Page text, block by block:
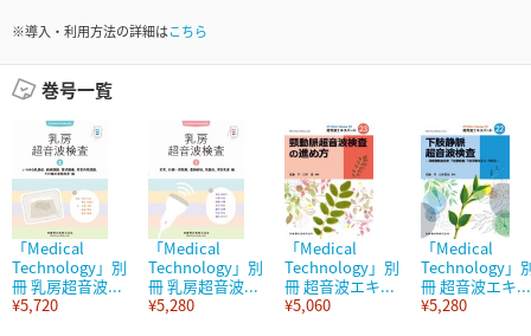
※導入・利用方法の詳細はこちら
巻号一覧
「Medical
Technology」別
冊 乳房超音波...
¥5,720
「Medical
Technology」別
冊 乳房超音波...
¥5,280
「Medical
Technology」別
冊 超音波エキ...
¥5,060
「Medical
Technology」
冊 超音波エキ...
¥5,280